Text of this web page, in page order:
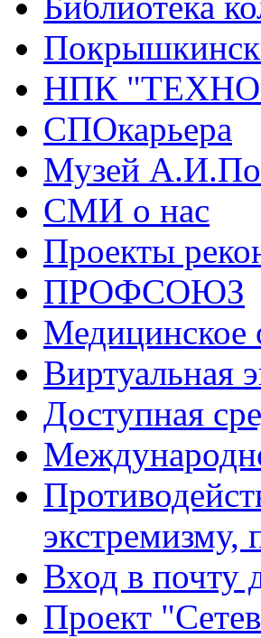
НПК
СПОкарьера
Музей
СМИ о нас
Проекты
ПРОФСОЮЗ
Медицинское
Виртуальная
Доступная
экстремизму,
Вход в почту
Проект